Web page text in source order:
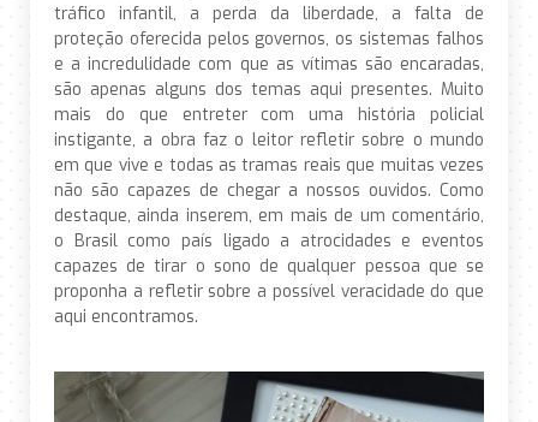
tráfico infantil, a perda da liberdade, a falta de
proteção oferecida pelos governos, os sistemas falhos
e a incredulidade com que as vítimas são encaradas,
são apenas alguns dos temas aqui presentes. Muito
mais do que entreter com uma história policial
instigante, a obra faz o leitor refletir sobre o mundo
em que vive e todas as tramas reais que muitas vezes
não são capazes de chegar a nossos ouvidos. Como
destaque, ainda inserem, em mais de um comentário,
o Brasil como país ligado a atrocidades e eventos
capazes de tirar o sono de qualquer pessoa que se
proponha a refletir sobre a possível veracidade do que
aqui encontramos.